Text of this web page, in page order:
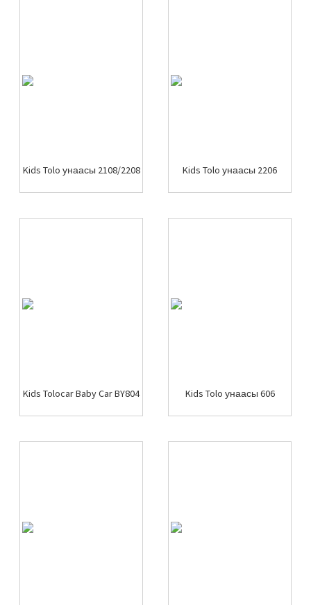
Kids Tolo унаасы 2108/2208 Kids Tolo унаасы 2206
Kids Tolocar Baby Car BY804 Kids Tolo унаасы 606